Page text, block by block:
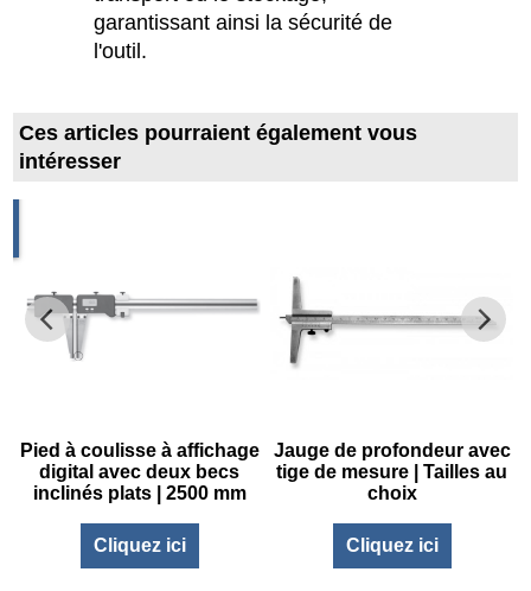
garantissant ainsi la sécurité de
l'outil.
Ces articles pourraient également vous
intéresser
Pied à coulisse à affichage
digital avec deux becs
inclinés plats | 2500 mm
Cliquez ici
Jauge de profondeur avec
tige de mesure | Tailles au
choix
Cliquez ici